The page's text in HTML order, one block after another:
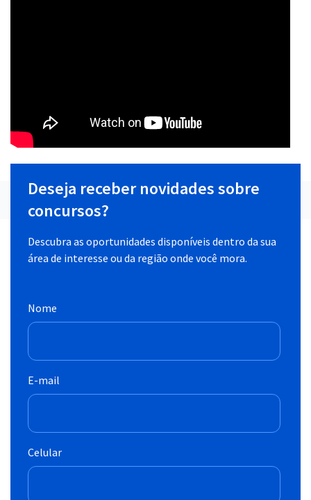
Deseja receber novidades sobre
concursos?
Descubra as oportunidades disponíveis dentro da sua
área de interesse ou da região onde você mora.
Nome
E-mail
Celular